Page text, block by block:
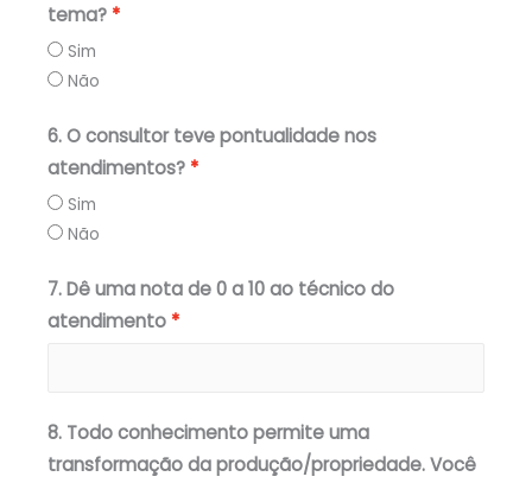
tema?
Sim
Não
6. O consultor teve pontualidade nos
atendimentos?
Sim
Não
7. Dê uma nota de 0 a 10 ao técnico do
atendimento
8. Todo conhecimento permite uma
transformação da produção/propriedade. Você